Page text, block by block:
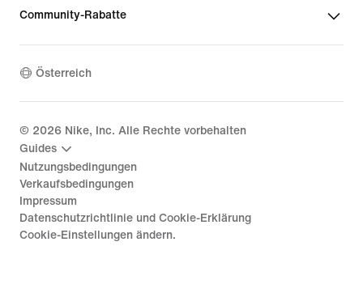
Community-Rabatte
Österreich
© 2026 Nike, Inc. Alle Rechte vorbehalten
Guides
Nutzungsbedingungen
Verkaufsbedingungen
Impressum
Datenschutzrichtlinie und Cookie-Erklärung
Cookie-Einstellungen ändern.